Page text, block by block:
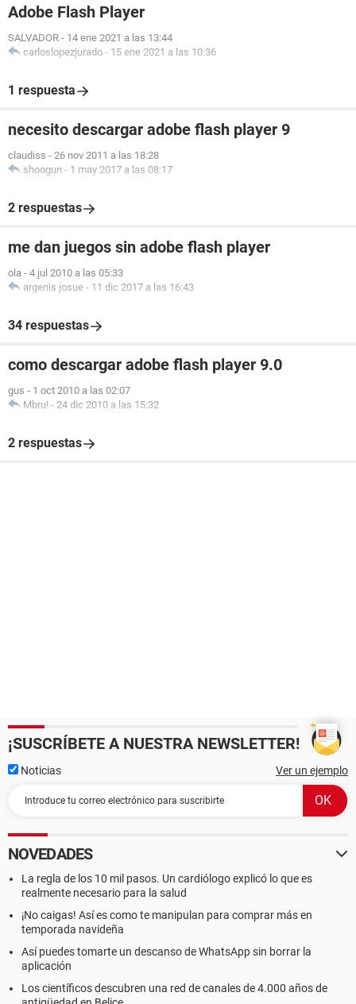
Adobe Flash Player
SALVADOR - 14 ene 2021 a las 13:44
carloslopezjurado - 15 ene 2021 a las 10:36
1 respuesta
necesito descargar adobe flash player 9
claudiss - 26 nov 2011 a las 18:28
shoogun - 1 may 2017 a las 08:17
2 respuestas
me dan juegos sin adobe flash player
ola - 4 jul 2010 a las 05:33
argenis josue - 11 dic 2017 a las 16:43
34 respuestas
como descargar adobe flash player 9.0
gus - 1 oct 2010 a las 02:07
Mbru! - 24 dic 2010 a las 15:32
2 respuestas
¡SUSCRÍBETE A NUESTRA NEWSLETTER!
Noticias Ver un ejemplo
NOVEDADES
La regla de los 10 mil pasos. Un cardiólogo explicó lo que es
realmente necesario para la salud
¡No caigas! Así es como te manipulan para comprar más en
temporada navideña
Así puedes tomarte un descanso de WhatsApp sin borrar la
aplicación
Los científicos descubren una red de canales de 4.000 años de